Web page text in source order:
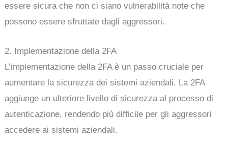
essere sicura che non ci siano vulnerabilità note che
possono essere sfruttate dagli aggressori.
2. Implementazione della 2FA
L’implementazione della 2FA è un passo cruciale per
aumentare la sicurezza dei sistemi aziendali. La 2FA
aggiunge un ulteriore livello di sicurezza al processo di
autenticazione, rendendo più difficile per gli aggressori
accedere ai sistemi aziendali.